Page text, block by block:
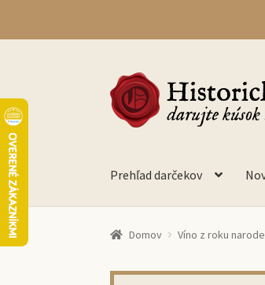
Preskočiť
na
navigáciu
Preskočiť
na
obsah
Prehľad darčekov
Domov Víno z roku